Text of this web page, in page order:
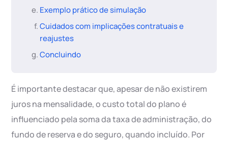
Exemplo prático de simulação
Cuidados com implicações contratuais e
reajustes
Concluindo
É importante destacar que, apesar de não existirem
juros na mensalidade, o custo total do plano é
influenciado pela soma da taxa de administração, do
fundo de reserva e do seguro, quando incluído. Por